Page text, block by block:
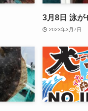
3月8日 泳が
2023年3月7日